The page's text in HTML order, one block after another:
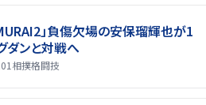
」負傷欠場の安保瑠輝也が1
ダンと対戦へ
相撲格闘技